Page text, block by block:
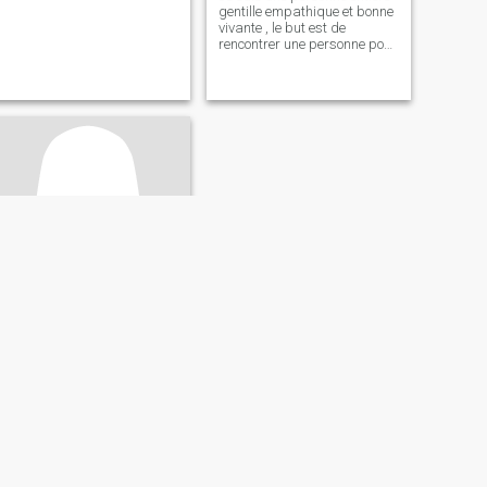
gentille empathique et bonne
vivante , le but est de
rencontrer une personne pour
direction